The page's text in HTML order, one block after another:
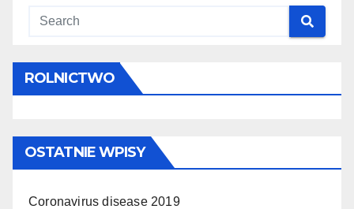
ROLNICTWO
OSTATNIE WPISY
Coronavirus disease 2019